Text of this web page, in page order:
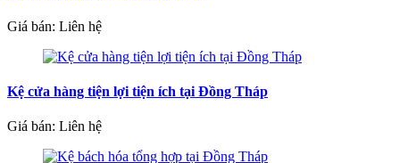
Giá bán: Liên hệ
Kệ cửa hàng tiện lợi tiện ích tại Đồng Tháp
Giá bán: Liên hệ